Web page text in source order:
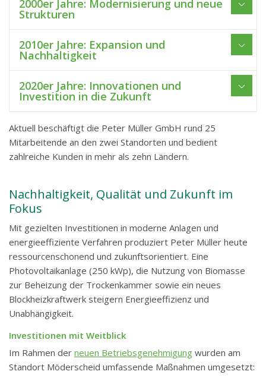
2000er Jahre: Modernisierung und neue
Strukturen
2010er Jahre: Expansion und
Nachhaltigkeit
2020er Jahre: Innovationen und
Investition in die Zukunft
Aktuell beschäftigt die Peter Müller GmbH rund 25
Mitarbeitende an den zwei Standorten und bedient
zahlreiche Kunden in mehr als zehn Ländern.
Nachhaltigkeit, Qualität und Zukunft im
Fokus
Mit gezielten Investitionen in moderne Anlagen und
energieeffiziente Verfahren produziert Peter Müller heute
ressourcenschonend und zukunftsorientiert. Eine
Photovoltaikanlage (250 kWp), die Nutzung von Biomasse
zur Beheizung der Trockenkammer sowie ein neues
Blockheizkraftwerk steigern Energieeffizienz und
Unabhängigkeit.
Investitionen mit Weitblick
Im Rahmen der neuen Betriebsgenehmigung wurden am
Standort Möderscheid umfassende Maßnahmen umgesetzt: